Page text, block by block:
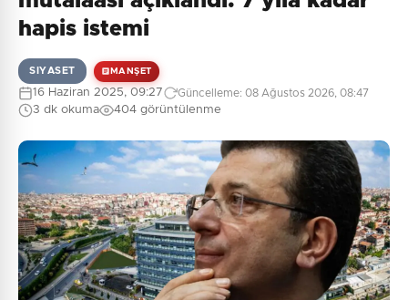
hapis istemi
SIYASET MANŞET
16 Haziran 2025, 09:27 Güncelleme: 08 Ağustos 2026, 08:47
3 dk okuma 404 görüntülenme